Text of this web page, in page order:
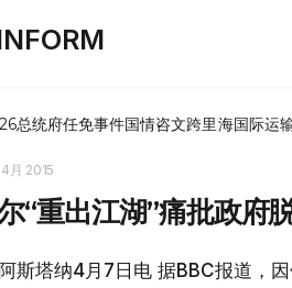
总统府任免事件国情咨文跨里海国际运
月 2015
“重出江湖”痛批政府
斯塔纳4月7日电 据BBC报道，